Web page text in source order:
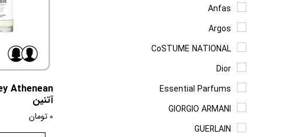
Anfas
Argos
CoSTUME NATIONAL
Dior
Essential Parfums
GIORGIO ARMANI
GUERLAIN
آتنین
0 تومان